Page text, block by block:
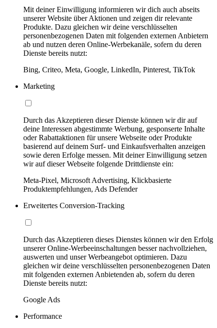
Mit deiner Einwilligung informieren wir dich auch abseits
unserer Website über Aktionen und zeigen dir relevante
Produkte. Dazu gleichen wir deine verschlüsselten
personenbezogenen Daten mit folgenden externen Anbietern
ab und nutzen deren Online-Werbekanäle, sofern du deren
Dienste bereits nutzt:
Bing, Criteo, Meta, Google, LinkedIn, Pinterest, TikTok
Marketing
Durch das Akzeptieren dieser Dienste können wir dir auf
deine Interessen abgestimmte Werbung, gesponserte Inhalte
oder Rabattaktionen für unsere Webseite oder Produkte
basierend auf deinem Surf- und Einkaufsverhalten anzeigen
sowie deren Erfolge messen. Mit deiner Einwilligung setzen
wir auf dieser Webseite folgende Drittdienste ein:
Meta-Pixel, Microsoft Advertising, Klickbasierte
Produktempfehlungen, Ads Defender
Erweitertes Conversion-Tracking
Durch das Akzeptieren dieses Dienstes können wir den Erfolg
unserer Online-Werbeeinschaltungen besser nachvollziehen,
auswerten und unser Werbeangebot optimieren. Dazu
gleichen wir deine verschlüsselten personenbezogenen Daten
mit folgenden externen Anbietenden ab, sofern du deren
Dienste bereits nutzt:
Google Ads
Performance